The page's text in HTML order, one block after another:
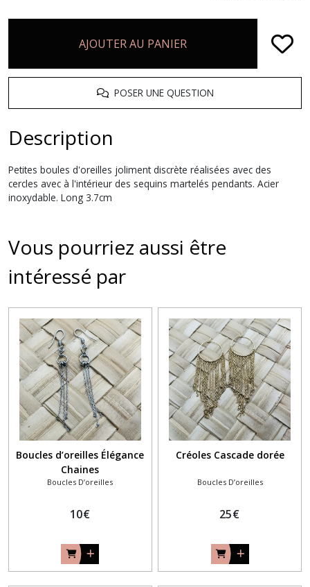
AJOUTER AU PANIER
POSER UNE QUESTION
Description
Petites boules d'oreilles joliment discrète réalisées avec des
cercles avec à l'intérieur des sequins martelés pendants. Acier
inoxydable. Long 3.7cm
Vous pourriez aussi être
intéressé par
Boucles d’oreilles Élégance
Chaines
Boucles D’oreilles
10€
Créoles Cascade dorée
Boucles D’oreilles
25€